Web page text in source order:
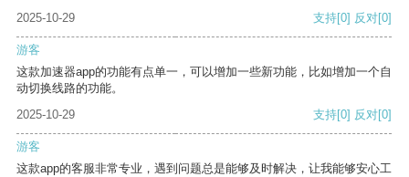
2025-10-29
支持[0] 反对[0]
游客
这款加速器app的功能有点单一，可以增加一些新功能，比如增加一个自
动切换线路的功能。
2025-10-29
支持[0] 反对[0]
游客
这款app的客服非常专业，遇到问题总是能够及时解决，让我能够安心工